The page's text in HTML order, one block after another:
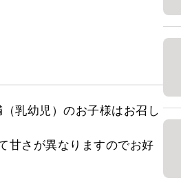
乳幼児）のお子様はお召し
甘さが異なりますのでお好